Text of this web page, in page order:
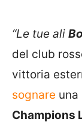
“Le tue ali
del club
vittoria
sognare
Champions